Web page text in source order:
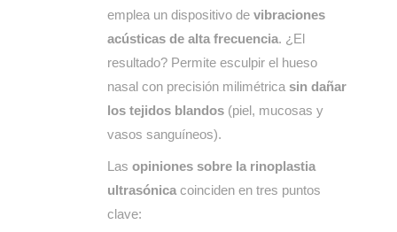
emplea un dispositivo devibraciones
acústicas de alta frecuencia. ¿El
resultado? Permite esculpir el hueso
nasal con precisión milimétrica sin dañar
los tejidos blandos (piel, mucosas y
vasos sanguíneos).
Lasopiniones sobre la rinoplastia
ultrasónica coinciden en tres puntos
clave: